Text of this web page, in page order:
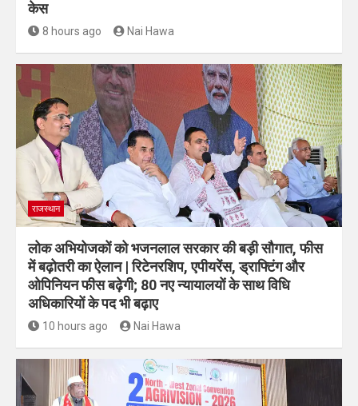
केस
8 hours ago Nai Hawa
राजस्थान
लोक अभियोजकों को भजनलाल सरकार की बड़ी सौगात, फीस
में बढ़ोतरी का ऐलान | रिटेनरशिप, एपीयरेंस, ड्राफ्टिंग और
ओपिनियन फीस बढ़ेगी; 80 नए न्यायालयों के साथ विधि
अधिकारियों के पद भी बढ़ाए
10 hours ago Nai Hawa